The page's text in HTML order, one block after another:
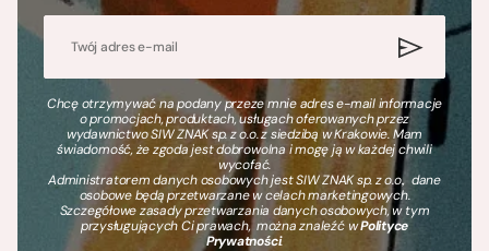
Chcę otrzymywać na podany przeze mnie adres e-mail informacje
o promocjach, produktach, usługach oferowanych przez
wydawnictwo SIW ZNAK sp. z o.o. z siedzibą w Krakowie. Mam
świadomość, że zgoda jest dobrowolna i mogę ją w każdej chwili
wycofać.
Administratorem danych osobowych jest SIW ZNAK sp. z o.o., dane
osobowe będą przetwarzane w celach marketingowych.
Szczegółowe zasady przetwarzania danych osobowych, w tym
przysługujących Ci prawach, można znaleźć wPolityce
Prywatności.